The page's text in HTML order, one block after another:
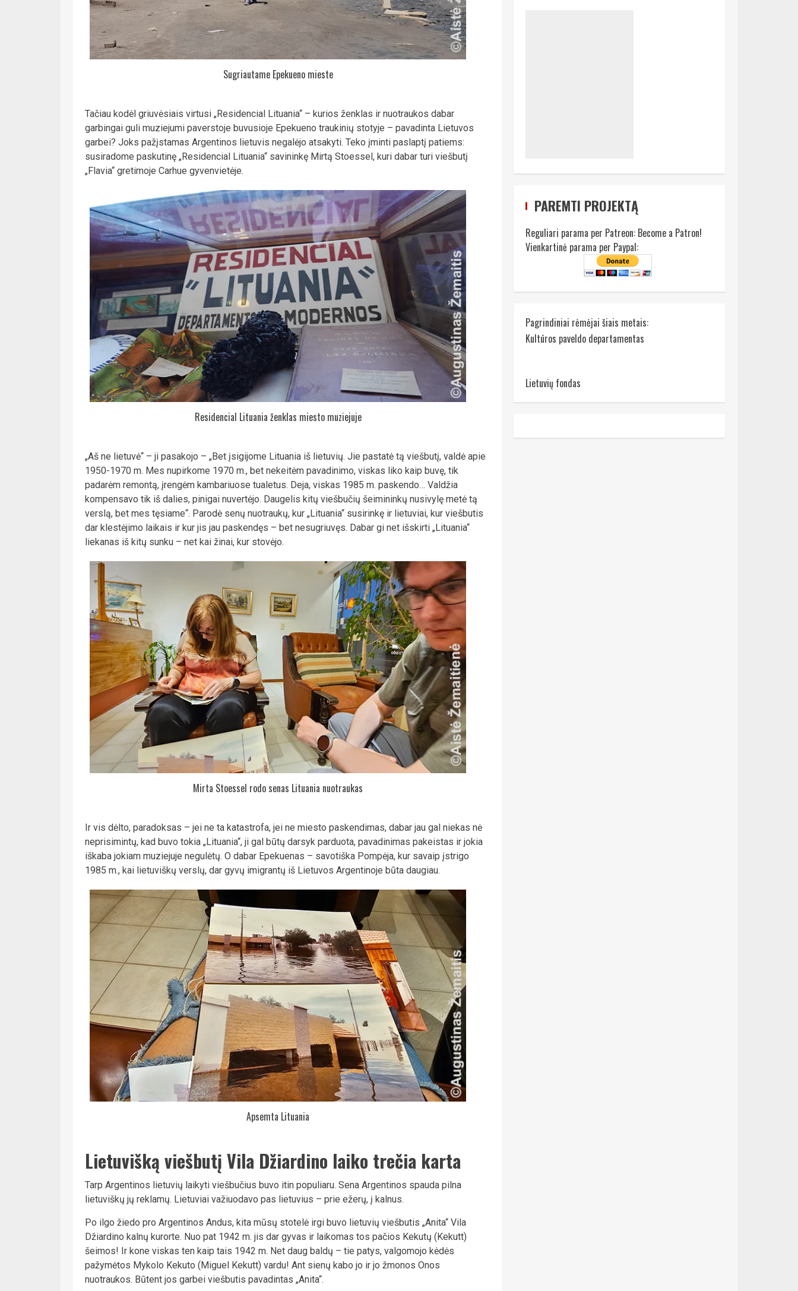
Sugriautame Epekueno mieste
Tačiau kodėl griuvėsiais virtusi „Residencial Lituania“ – kurios ženklas ir nuotraukos dabar
garbingai guli muziejumi paverstoje buvusioje Epekueno traukinių stotyje – pavadinta Lietuvos
garbei? Joks pažįstamas Argentinos lietuvis negalėjo atsakyti. Teko įminti paslaptį patiems:
susiradome paskutinę „Residencial Lituania“ savininkę Mirtą Stoessel, kuri dabar turi viešbutį
„Flavia“ gretimoje Carhue gyvenvietėje.
Residencial Lituania ženklas miesto muziejuje
„Aš ne lietuvė“ – ji pasakojo – „Bet įsigijome Lituania iš lietuvių. Jie pastatė tą viešbutį, valdė apie
1950-1970 m. Mes nupirkome 1970 m., bet nekeitėm pavadinimo, viskas liko kaip buvę, tik
padarėm remontą, įrengėm kambariuose tualetus. Deja, viskas 1985 m. paskendo… Valdžia
kompensavo tik iš dalies, pinigai nuvertėjo. Daugelis kitų viešbučių šeimininkų nusivylę metė tą
verslą, bet mes tęsiame“. Parodė senų nuotraukų, kur „Lituania“ susirinkę ir lietuviai, kur viešbutis
dar klestėjimo laikais ir kur jis jau paskendęs – bet nesugriuvęs. Dabar gi net išskirti „Lituania“
liekanas iš kitų sunku – net kai žinai, kur stovėjo.
Mirta Stoessel rodo senas Lituania nuotraukas
Ir vis dėlto, paradoksas – jei ne ta katastrofa, jei ne miesto paskendimas, dabar jau gal niekas nė
neprisimintų, kad buvo tokia „Lituania“, ji gal būtų darsyk parduota, pavadinimas pakeistas ir jokia
iškaba jokiam muziejuje negulėtų. O dabar Epekuenas – savotiška Pompėja, kur savaip įstrigo
1985 m., kai lietuviškų verslų, dar gyvų imigrantų iš Lietuvos Argentinoje būta daugiau.
Apsemta Lituania
Lietuvišką viešbutį Vila Džiardino laiko trečia karta
Tarp Argentinos lietuvių laikyti viešbučius buvo itin populiaru. Sena Argentinos spauda pilna
lietuviškų jų reklamų. Lietuviai važiuodavo pas lietuvius – prie ežerų, į kalnus.
Po ilgo žiedo pro Argentinos Andus, kita mūsų stotelė irgi buvo lietuvių viešbutis „Anita“ Vila
Džiardino kalnų kurorte. Nuo pat 1942 m. jis dar gyvas ir laikomas tos pačios Kekutų (Kekutt)
šeimos! Ir kone viskas ten kaip tais 1942 m. Net daug baldų – tie patys, valgomojo kėdės
pažymėtos Mykolo Kekuto (Miguel Kekutt) vardu! Ant sienų kabo jo ir jo žmonos Onos
nuotraukos. Būtent jos garbei viešbutis pavadintas „Anita“.
PAREMTI PROJEKTĄ
Reguliari parama per Patreon: Become a Patron!
Vienkartinė parama per Paypal:
Pagrindiniai rėmėjai šiais metais:
Kultūros paveldo departamentas
Lietuvių fondas